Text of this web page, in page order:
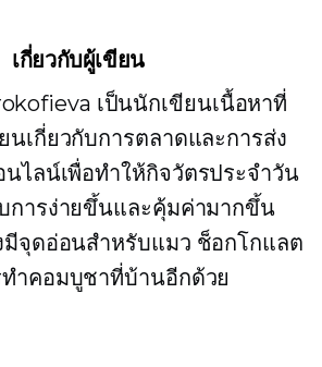
เกี่ยวกับผู้เขียน
เป็นนักเขียนเนื้อหาที่
นเกี่ยวกับการตลาดและการส่ง
นไลน์เพื่อทำให้กิจวัตรประจำวัน
การง่ายขึ้นและคุ้มค่ามากขึ้น
มีจุดอ่อนสำหรับแมว ช็อกโกแลต
ทำคอมบูชาที่บ้านอีกด้วย